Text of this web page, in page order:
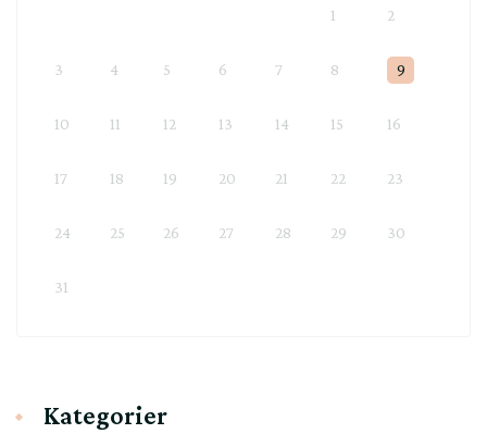
1 2
3 4 5 6 7 8 9
10 11 12 13 14 15 16
17 18 19 20 21 22 23
24 25 26 27 28 29 30
31
Kategorier